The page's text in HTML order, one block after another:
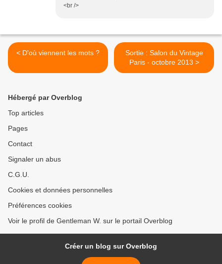
<br />
< D'où viennent les mots ?
Sortie : Salon du Vintage
Paris - octobre 2013 >
Hébergé par Overblog
Top articles
Pages
Contact
Signaler un abus
C.G.U.
Cookies et données personnelles
Préférences cookies
Voir le profil de Gentleman W. sur le portail Overblog
Créer un blog sur Overblog